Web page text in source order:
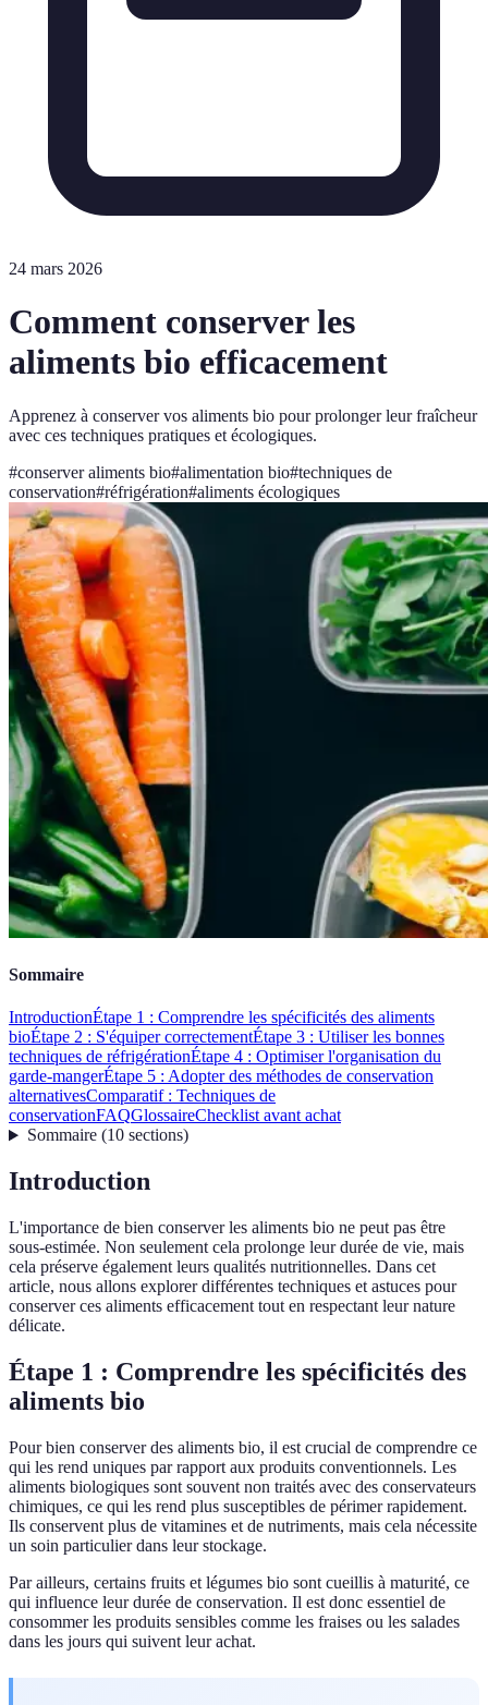
24 mars 2026
Comment conserver les
aliments bio efficacement
Apprenez à conserver vos aliments bio pour prolonger leur fraîcheur
avec ces techniques pratiques et écologiques.
#conserver aliments bio#alimentation bio#techniques de
conservation#réfrigération#aliments écologiques
Sommaire
IntroductionÉtape 1 : Comprendre les spécificités des aliments
bioÉtape 2 : S'équiper correctementÉtape 3 : Utiliser les bonnes
techniques de réfrigérationÉtape 4 : Optimiser l'organisation du
garde-mangerÉtape 5 : Adopter des méthodes de conservation
alternativesComparatif : Techniques de
conservationFAQGlossaireChecklist avant achat
Sommaire(10 sections)
Introduction
L'importance de bien conserver les aliments bio ne peut pas être
sous-estimée. Non seulement cela prolonge leur durée de vie, mais
cela préserve également leurs qualités nutritionnelles. Dans cet
article, nous allons explorer différentes techniques et astuces pour
conserver ces aliments efficacement tout en respectant leur nature
délicate.
Étape 1 : Comprendre les spécificités des
aliments bio
Pour bien conserver des aliments bio, il est crucial de comprendre ce
qui les rend uniques par rapport aux produits conventionnels. Les
aliments biologiques sont souvent non traités avec des conservateurs
chimiques, ce qui les rend plus susceptibles de périmer rapidement.
Ils conservent plus de vitamines et de nutriments, mais cela nécessite
un soin particulier dans leur stockage.
Par ailleurs, certains fruits et légumes bio sont cueillis à maturité, ce
qui influence leur durée de conservation. Il est donc essentiel de
consommer les produits sensibles comme les fraises ou les salades
dans les jours qui suivent leur achat.